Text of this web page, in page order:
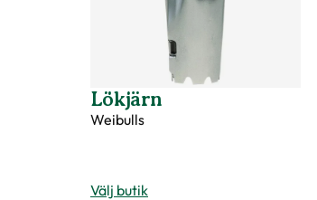
Lökjärn
Weibulls
Välj butik